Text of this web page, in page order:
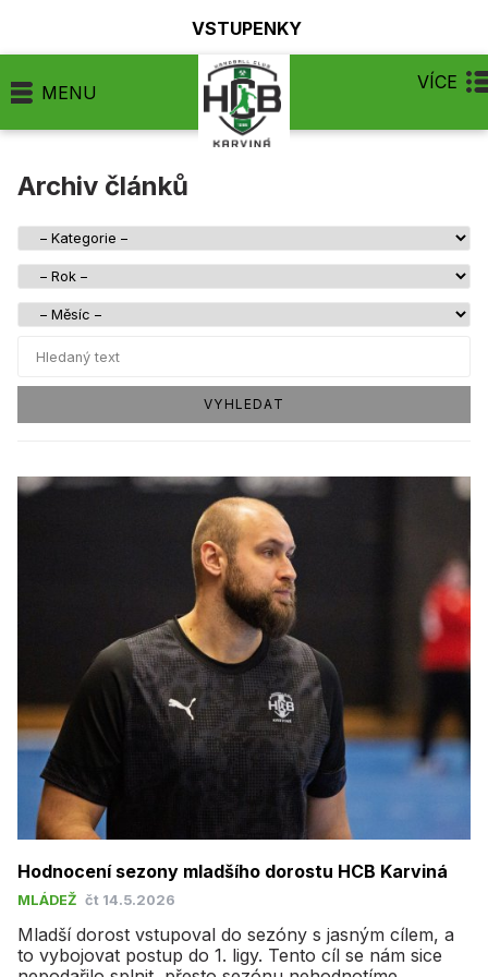
VSTUPENKY
MENU VÍCE
Archiv článků
VYHLEDAT
Hodnocení sezony mladšího dorostu HCB Karviná
MLÁDEŽ čt 14.5.2026
Mladší dorost vstupoval do sezóny s jasným cílem, a
to vybojovat postup do 1. ligy. Tento cíl se nám sice